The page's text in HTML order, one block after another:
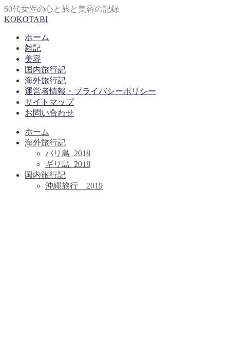
60代女性の心と旅と美容の記録
KOKOTABI
ホーム
雑記
美容
国内旅行記
海外旅行記
運営者情報・プライバシーポリシー
サイトマップ
お問い合わせ
ホーム
海外旅行記
バリ島_2018
ギリ島_2018
国内旅行記
沖縄旅行＿2019